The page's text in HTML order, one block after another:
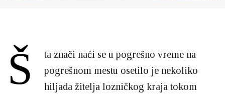
Š
ta znači naći se u pogrešno vreme na
pogrešnom mestu osetilo je nekoliko
hiljada žitelja lozničkog kraja tokom